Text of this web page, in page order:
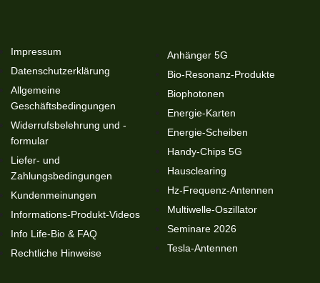
Impressum
Datenschutzerklärung
Allgemeine
Geschäftsbedingungen
Widerrufsbelehrung und -
formular
Liefer- und
Zahlungsbedingungen
Kundenmeinungen
Informations-Produkt-Videos
Info Life-Bio & FAQ
Rechtliche Hinweise
Anhänger 5G
Bio-Resonanz-Produkte
Biophotonen
Energie-Karten
Energie-Scheiben
Handy-Chips 5G
Hausclearing
Hz-Frequenz-Antennen
Multiwelle-Oszillator
Seminare 2026
Tesla-Antennen